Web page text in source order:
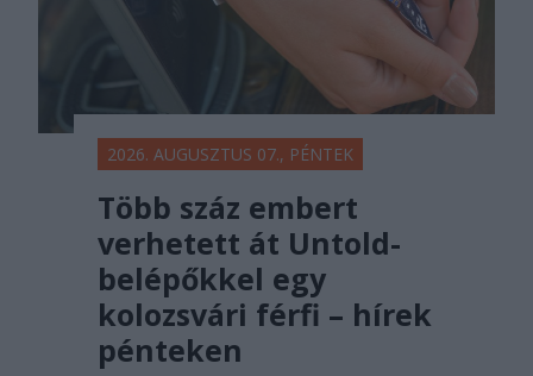
2026. AUGUSZTUS 07., PÉNTEK
Több száz embert
verhetett át Untold-
belépőkkel egy
kolozsvári férfi – hírek
pénteken